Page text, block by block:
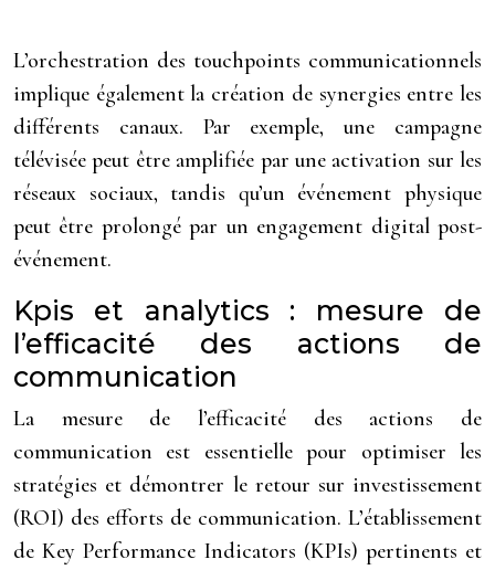
L’orchestration des touchpoints communicationnels
implique également la création de synergies entre les
différents canaux. Par exemple, une campagne
télévisée peut être amplifiée par une activation sur les
réseaux sociaux, tandis qu’un événement physique
peut être prolongé par un engagement digital post-
événement.
Kpis et analytics : mesure de
l’efficacité des actions de
communication
La mesure de l’efficacité des actions de
communication est essentielle pour optimiser les
stratégies et démontrer le retour sur investissement
(ROI) des efforts de communication. L’établissement
de Key Performance Indicators (KPIs) pertinents et